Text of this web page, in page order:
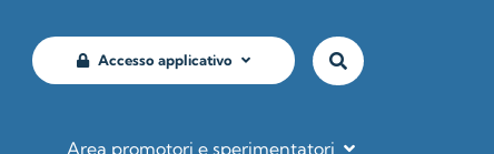
Accesso applicativo
Area promotori e sperimentatori